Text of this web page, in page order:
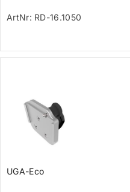
ArtNr: RD-16.1050
UGA-Eco